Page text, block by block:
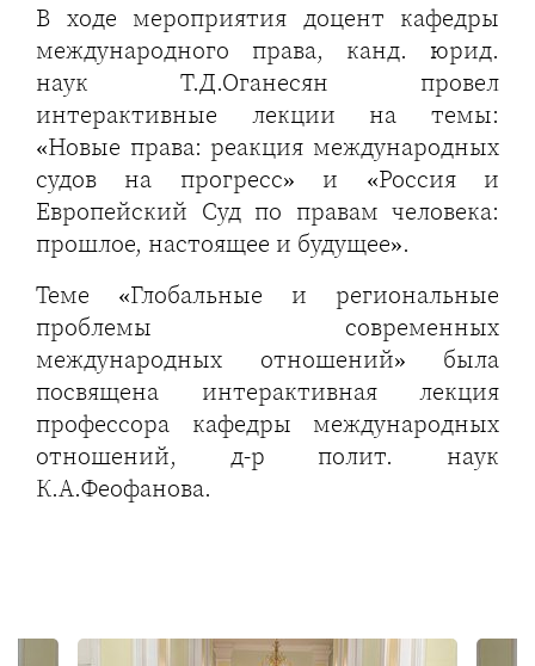
В ходе мероприятия доцент кафедры
международного права, канд. юрид.
наук Т.Д.Оганесян провел
интерактивные лекции на темы:
«Новые права: реакция международных
судов на прогресс» и «Россия и
Европейский Суд по правам человека:
прошлое, настоящее и будущее».
Теме «Глобальные и региональные
проблемы современных
международных отношений» была
посвящена интерактивная лекция
профессора кафедры международных
отношений, д-р полит. наук
К.А.Феофанова.